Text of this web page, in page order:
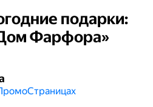
подарки:
Фарфора»